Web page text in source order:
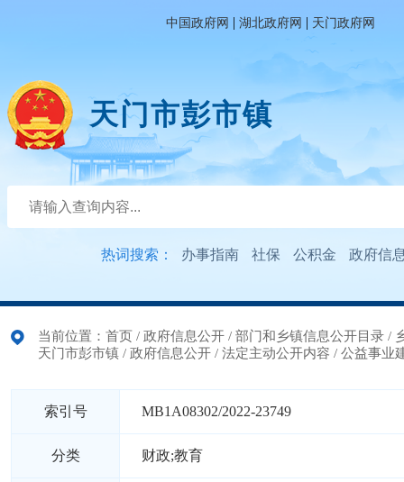
中国政府网 | 湖北政府网 | 天门政府网
天门市彭市镇
热词搜索： 办事指南 社保 公积金 政府信
当前位置： 首页 / 政府信息公开 / 部门和乡镇信息公开目录 /
天门市彭市镇 / 政府信息公开 / 法定主动公开内容 / 公益事业
索引号 MB1A08302/2022-23749
分类 财政;教育